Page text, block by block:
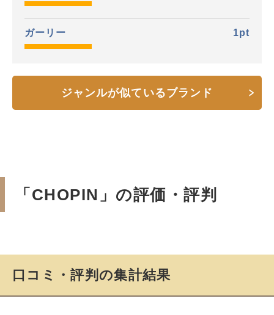
ガーリー 1pt
ジャンルが似ているブランド
「CHOPIN」の評価・評判
口コミ・評判の集計結果